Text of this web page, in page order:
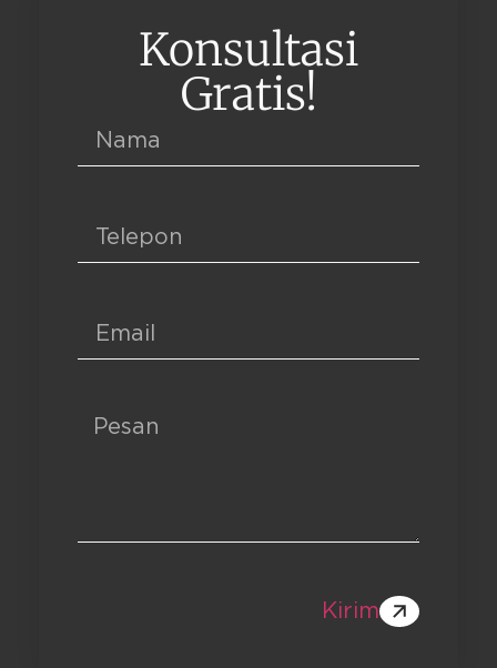
Konsultasi
Gratis!
Kirim